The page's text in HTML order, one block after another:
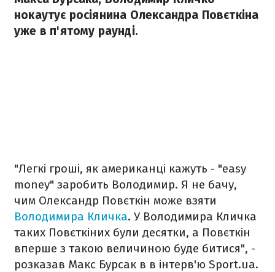
нокаутує росіянина Олександра Повєткіна
уже в п'ятому раунді.
"Легкі гроші, як американці кажуть - "easy
money" заробить Володимир. Я не бачу,
чим Олександр Повєткін може взяти
Володимира Кличка. У Володимира Кличка
таких Повєткіних були десятки, а Повєткін
вперше з такою величиною буде битися", -
розказав Макс Бурсак в в інтерв'ю Sport.ua.